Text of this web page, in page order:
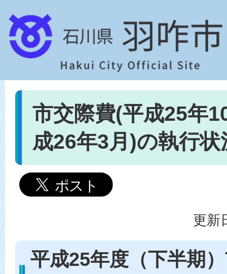
市交際費(平成25年
成26年3月)の執行状
更新
平成25年度（下半期